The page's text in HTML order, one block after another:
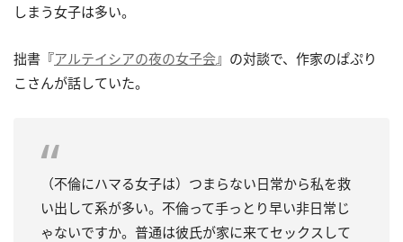
しまう女子は多い。
拙書『アルテイシアの夜の女子会』の対談で、作家のぱぷり
こさんが話していた。
（不倫にハマる女子は）つまらない日常から私を救
い出して系が多い。不倫って手っとり早い非日常じ
ゃないですか。普通は彼氏が家に来てセックスして